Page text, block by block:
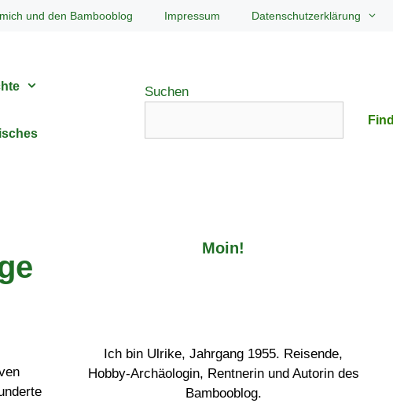
und den Bambooblog Impressum Datenschutzerklärung
Suchen
Moin!
Ich bin Ulrike, Jahrgang 1955. Reisende,
Hobby-Archäologin, Rentnerin und Autorin des
Bambooblog.